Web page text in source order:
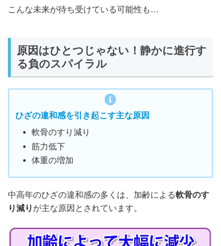
こんな未来が待ち受けている可能性も…
原因はひとつじゃない！静かに進行す
る負のスパイラル
ひざの違和感を引き起こす主な原因
軟骨のすり減り
筋力低下
体重の増加
中高年のひざの違和感の多くは、加齢による軟骨のす
り減り が主な原因とされています。